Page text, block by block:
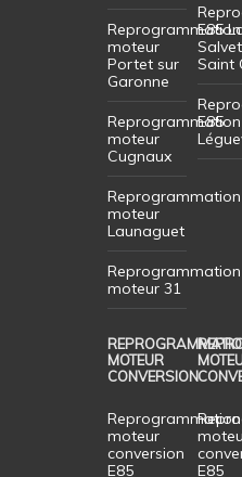
Reprogrammation
moteur
Portet sur
Garonne
Reprogrammation
moteur
Cugnaux
Reprogrammation
moteur
Launaguet
Reprogrammation
moteur 31
E85
Saint
E85
MOTEUR
CONVERSION
Reprogrammation
moteur
conversion
E85
E85